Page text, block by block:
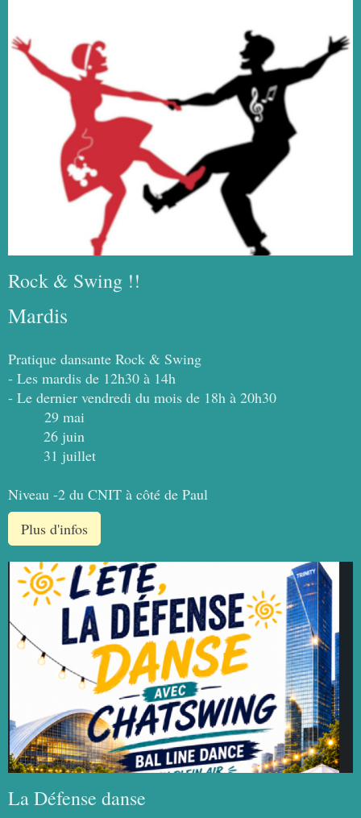
Rock & Swing !!
Mardis
Pratique dansante Rock & Swing
- Les mardis de 12h30 à 14h
- Le dernier vendredi du mois de 18h à 20h30
29 mai
26 juin
31 juillet
Niveau -2 du CNIT à côté de Paul
Plus d'infos
La Défense danse